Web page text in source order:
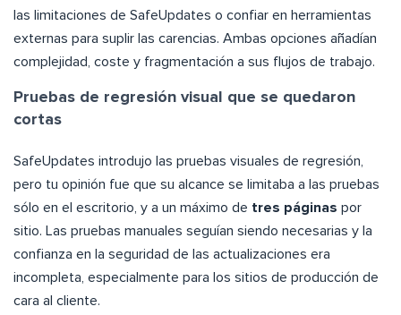
las limitaciones de SafeUpdates o confiar en herramientas
externas para suplir las carencias. Ambas opciones añadían
complejidad, coste y fragmentación a sus flujos de trabajo.
Pruebas de regresión visual que se quedaron
cortas
SafeUpdates introdujo las pruebas visuales de regresión,
pero tu opinión fue que su alcance se limitaba a las pruebas
sólo en el escritorio, y a un máximo de tres páginas por
sitio. Las pruebas manuales seguían siendo necesarias y la
confianza en la seguridad de las actualizaciones era
incompleta, especialmente para los sitios de producción de
cara al cliente.